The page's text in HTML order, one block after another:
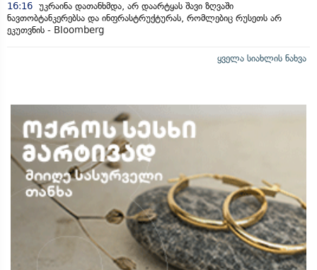
16:16 უკრაინა დათანხმდა, არ დაარტყას შავი ზღვაში
ნავთობტანკერებსა და ინფრასტრუქტურას, რომლებიც რუსეთს არ
ეკუთვნის - Bloomberg
ყველა სიახლის ნახვა